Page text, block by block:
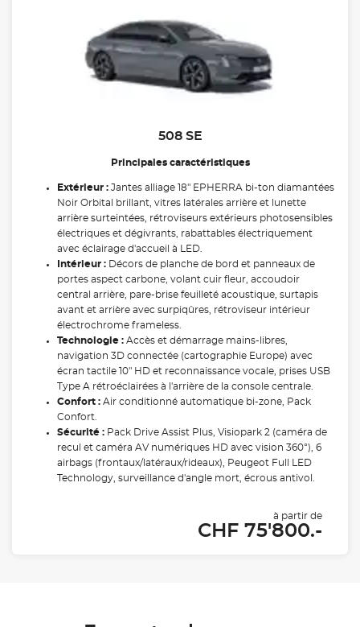
508 SE
Principales caractéristiques
Extérieur : Jantes alliage 18" EPHERRA bi-ton diamantées
Noir Orbital brillant, vitres latérales arrière et lunette
arrière surteintées, rétroviseurs extérieurs photosensibles
électriques et dégivrants, rabattables électriquement
avec éclairage d'accueil à LED.
Intérieur : Décors de planche de bord et panneaux de
portes aspect carbone, volant cuir fleur, accoudoir
central arrière, pare-brise feuilleté acoustique, surtapis
avant et arrière avec surpiqûres, rétroviseur intérieur
électrochrome frameless.
Technologie : Accès et démarrage mains-libres,
navigation 3D connectée (cartographie Europe) avec
écran tactile 10" HD et reconnaissance vocale, prises USB
Type A rétroéclairées à l'arrière de la console centrale.
Confort : Air conditionné automatique bi-zone, Pack
Confort.
Sécurité : Pack Drive Assist Plus, Visiopark 2 (caméra de
recul et caméra AV numériques HD avec vision 360°), 6
airbags (frontaux/latéraux/rideaux), Peugeot Full LED
Technology, surveillance d'angle mort, écrous antivol.
à partir de
CHF 75'800.-